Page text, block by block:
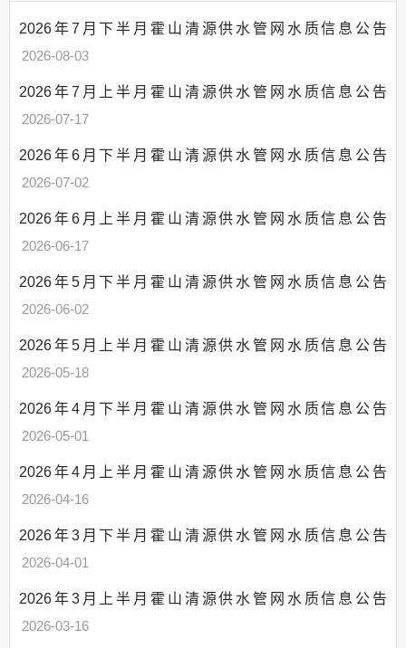
2026年7月下半月霍山清源供水管网水质信息公告
2026-08-03
2026年7月上半月霍山清源供水管网水质信息公告
2026-07-17
2026年6月下半月霍山清源供水管网水质信息公告
2026-07-02
2026年6月上半月霍山清源供水管网水质信息公告
2026-06-17
2026年5月下半月霍山清源供水管网水质信息公告
2026-06-02
2026年5月上半月霍山清源供水管网水质信息公告
2026-05-18
2026年4月下半月霍山清源供水管网水质信息公告
2026-05-01
2026年4月上半月霍山清源供水管网水质信息公告
2026-04-16
2026年3月下半月霍山清源供水管网水质信息公告
2026-04-01
2026年3月上半月霍山清源供水管网水质信息公告
2026-03-16